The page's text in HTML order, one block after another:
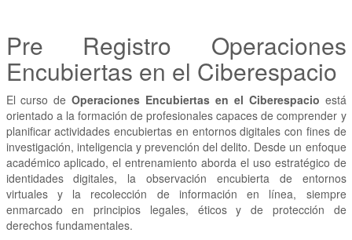
Pre Registro Operaciones
Encubiertas en el Ciberespacio
El curso deOperaciones Encubiertas en el Ciberespacio está
orientado a la formación de profesionales capaces de comprender y
planificar actividades encubiertas en entornos digitales con fines de
investigación, inteligencia y prevención del delito. Desde un enfoque
académico aplicado, el entrenamiento aborda el uso estratégico de
identidades digitales, la observación encubierta de entornos
virtuales y la recolección de información en línea, siempre
enmarcado en principios legales, éticos y de protección de
derechos fundamentales.